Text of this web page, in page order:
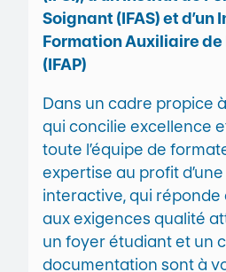
Soignant (IFAS) et d’un
Formation Auxiliaire
(IFAP)
Dans un cadre propice
qui concilie excellence
toute l’équipe de
expertise au profit
interactive, qui réponde
aux exigences qualité
un foyer étudiant et un
documentation sont à